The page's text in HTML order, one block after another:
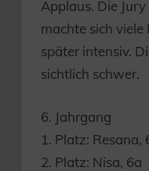
Applaus. Die
machte sich
später intensiv.
sichtlich schwer.
6. Jahrgang
1. Platz: Resana,
2. Platz: Nisa, 6a